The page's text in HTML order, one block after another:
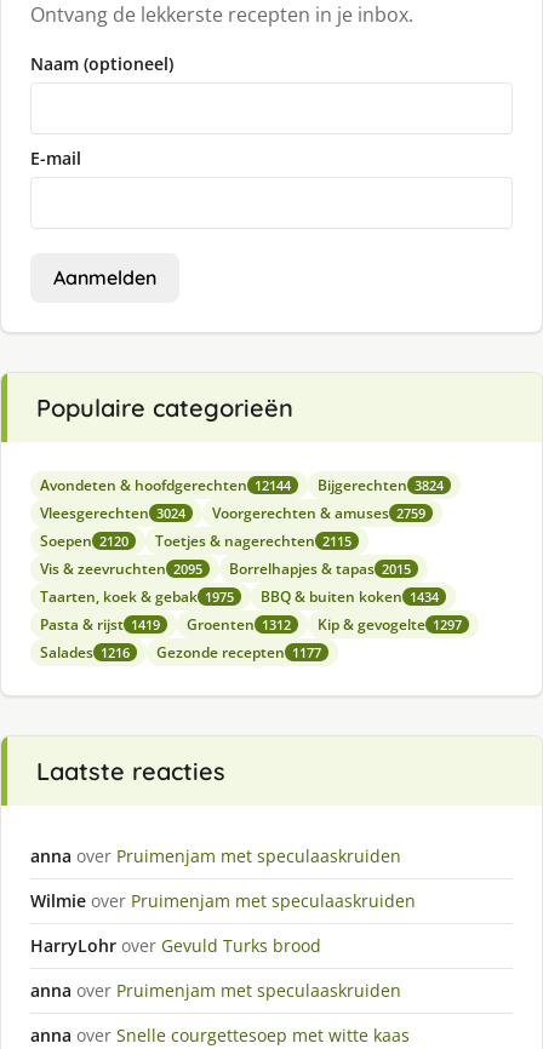
Ontvang de lekkerste recepten in je inbox.
Naam (optioneel)
E-mail
Aanmelden
Populaire categorieën
Avondeten & hoofdgerechten 12144 Bijgerechten 3824
Vleesgerechten 3024 Voorgerechten & amuses 2759
Soepen 2120 Toetjes & nagerechten 2115
Vis & zeevruchten 2095 Borrelhapjes & tapas 2015
Taarten, koek & gebak 1975 BBQ & buiten koken 1434
Pasta & rijst 1419 Groenten 1312 Kip & gevogelte 1297
Salades 1216 Gezonde recepten 1177
Laatste reacties
anna over Pruimenjam met speculaaskruiden
Wilmie over Pruimenjam met speculaaskruiden
HarryLohr over Gevuld Turks brood
anna over Pruimenjam met speculaaskruiden
anna over Snelle courgettesoep met witte kaas